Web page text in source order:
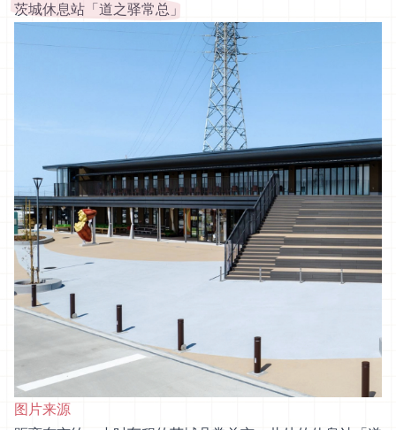
茨城休息站「道之驿常总」
图片来源